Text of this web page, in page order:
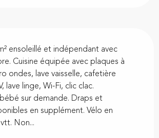
ensoleillé et indépendant avec
Cuisine équipée avec plaques à
ondes, lave vaisselle, cafetière
lave linge, Wi-Fi, clic clac.
sur demande. Draps et
en supplément. Vélo en
Non...